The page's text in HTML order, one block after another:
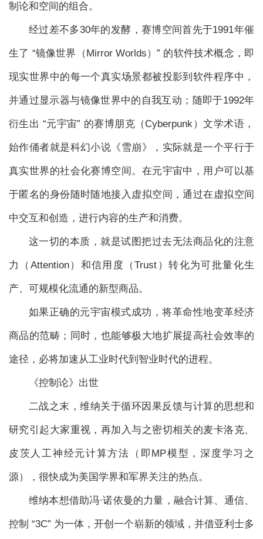
制论和空间的组合。
经过差不多30年的发酵，赛博空间首先于1991年催
生了 “镜像世界（Mirror Worlds）” 的软件技术概念，即
现实世界中的每一个真实场景都被投影到软件程序中，
并通过显示器与镜像世界中的自我互动；随即于1992年
衍生出 “元宇宙” 的赛博朋克（Cyberpunk）文学术语，
始作俑者就是科幻小说《雪崩》，实际就是一个平行于
真实世界的社会化赛博空间。在元宇宙中，用户可以基
于匿名的身份随时随地接入虚拟空间，通过在虚拟空间
中交互和创造，进行内容的生产和消费。
这一切的本质，就是试图把过去无法商品化的注意
力（Attention）和信用度（Trust）转化为可批量化生
产、可规模化流通的新型商品。
如果正确的元宇宙模式成功，将革命性地变革经济
商品的范畴；同时，也能够极大地扩展提高社会效率的
途径，必将加速从工业时代到智业时代的进程。
《控制论》出世
二战之末，维纳关于循环因果反馈与计算的思想和
研究引起大家重视，再加入与之密切相关的麦卡洛克、
皮茨人工神经元计算方法（即MP模型，深度学习之
源），很快成为美国学界和军界关注的热点。
维纳本想借助冯·诺依曼的力量，融合计算、通信、
控制 “3C” 为一体，开创一个崭新的领域，并借亚利士多